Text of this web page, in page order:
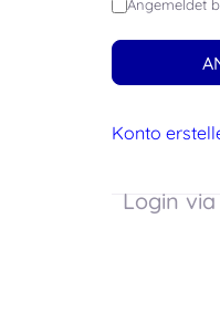
Angemeldet
Konto
Login via